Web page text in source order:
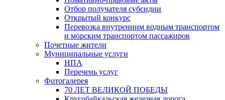
Отбор получателя субсидии
Открытый конкурс
Перевозка внутренним водным транспортом
и морским транспортом пассажиров
Почетные жители
Муниципальные услуги
НПА
Перечень услуг
Фотогалерея
70 ЛЕТ ВЕЛИКОЙ ПОБЕДЫ